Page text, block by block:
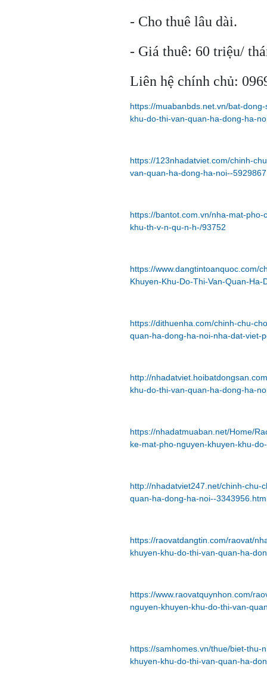
- Cho thuê lâu dài.
- Giá thuê: 60 triệu/
Liên hệ chính chủ:
https://muabanbds.net.vn/bat-
khu-do-thi-van-quan-ha-dong-ha-
https://123nhadatviet.com/chinh-
van-quan-ha-dong-ha-noi--
https://bantot.com.vn/nha-mat-
khu-th-v-n-qu-n-h-/93752
https://www.dangtintoanquoc.com/
Khuyen-Khu-Do-Thi-Van-Quan-
https://dithuenha.com/chinh-chu-
quan-ha-dong-ha-noi-nha-dat-viet-
http://
khu-do-thi-van-quan-ha-dong-ha-
https://nhadatmuaban.net/Home/
ke-mat-pho-nguyen-khuyen-khu-
http://nhadatviet247.net/chinh-chu-
quan-ha-dong-ha-noi--
https://raovatdangtin.com/raovat/
khuyen-khu-do-thi-van-quan-ha-
https://www.raovatquynhon.com/
nguyen-khuyen-khu-do-thi-van-
https://samhomes.vn/thue/biet-thu-
khuyen-khu-do-thi-van-quan-ha-